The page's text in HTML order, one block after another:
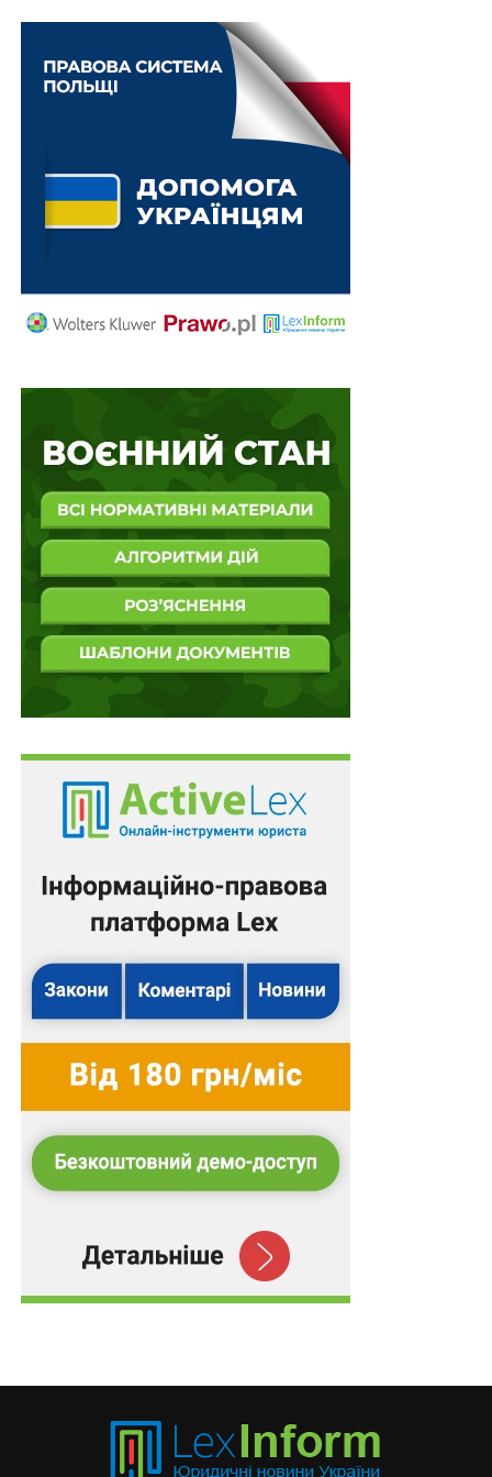
виконанні посадових обов’язків, схиляння інших осіб
до порушень правил, тощо, за вмотивованим
рішенням директора ПТПІ розміщуються в
локалізованих кімнатах строком до 15 діб
(доповнення до п. 15 розділу IV).
У п. 29 розділу IV уточнено, що прогулянки на свіжому
повітрі повинні проводитись щодня не менше 2 годин.
правові консультації із залученням фахівців у галузі
права від недержавних організацій, що є
якими передбачена відповідними міжнародними
угодами України (новий п. 61 розділу IV).
Схожі статті:
План реагування на можливе завершення
тимчасового захисту в ЄС можна обговорити
Об’єкти тимчасового проживання
переселенців проходитимуть попередній
захисники України можуть подавати
прострочені документи
базуватися у тимчасових пунктах
Зменшено нормативну кількість місць в
об’єктах тимчасового розміщення
МИТНИЦЯ
НАСТУПНА
В гуртожитках профтехосвіти заборонено
тримати тварин
Можна висувати кандидатури видатних
спортсменів на здобуття стипендії Уряду